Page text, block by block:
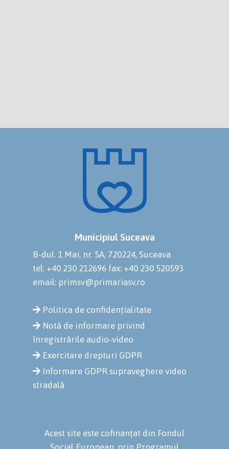
Municipiul Suceava
B-dul. 1 Mai, nr. 5A, 720224, Suceava
tel: +40 230 212696 fax: +40 230 520593
email: primsv@primariasv.ro
Politica de confidențialitate
Notă de informare privind
înregistrările audio-video
Exercitare drepturi GDPR
Informare GDPR supraveghere video
stradală
Acest site este cofinanțat din Fondul
Social European, prin Programul